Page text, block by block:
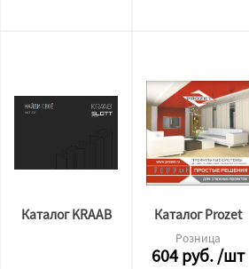
Каталог KRAAB Каталог Prozet
Розница
604руб./шт